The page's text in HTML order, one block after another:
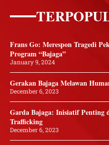
Frans Go: Merespon Tragedi
Program “Bajaga”
January 9, 2024
Gerakan Bajaga Melawan
December 6, 2023
Garda Bajaga: Inisiatif Penting
Trafficking
December 6, 2023